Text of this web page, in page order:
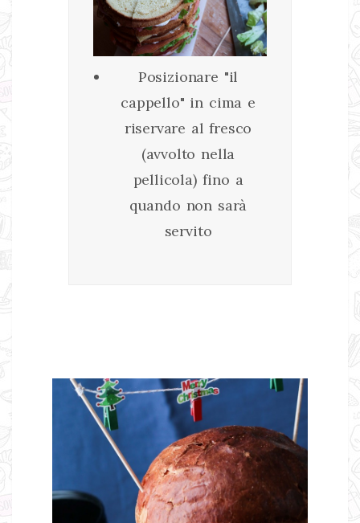
Posizionare "il
cappello" in cima e
riservare al fresco
(avvolto nella
pellicola) fino a
quando non sarà
servito